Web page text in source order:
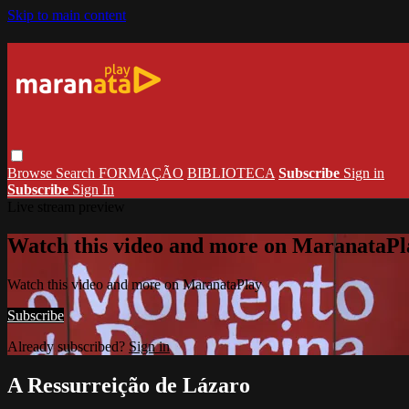
Skip to main content
Browse Search FORMAÇÃO BIBLIOTECA Subscribe Sign in
Subscribe Sign In
Watch this video and more on
Watch this video and more on MaranataPlay
Subscribe
Already subscribed? Sign in
A Ressurreição de Lázaro